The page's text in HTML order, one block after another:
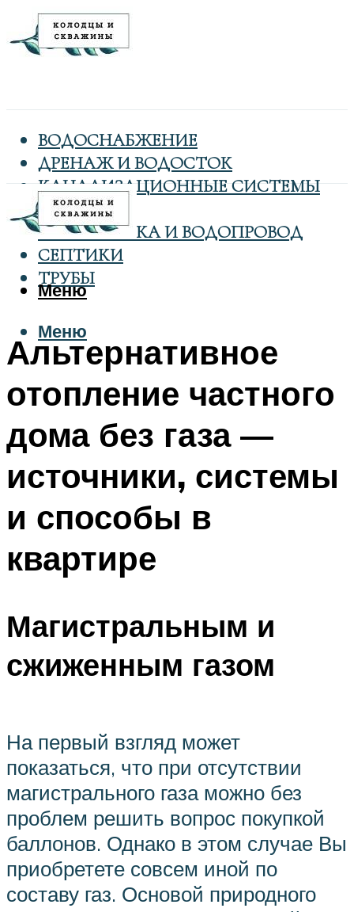
ВОДОСНАБЖЕНИЕ
ДРЕНАЖ И ВОДОСТОК
КАНАЛИЗАЦИОННЫЕ СИСТЕМЫ
КОЛОДЦЫ
САНТЕХНИКА И ВОДОПРОВОД
СЕПТИКИ
ТРУБЫ
Меню
Меню
Альтернативное
отопление частного
дома без газа —
источники, системы
и способы в
квартире
Магистральным и
сжиженным газом
На первый взгляд может
показаться, что при отсутствии
магистрального газа можно без
проблем решить вопрос покупкой
баллонов. Однако в этом случае Вы
приобретете совсем иной по
составу газ. Основой природного